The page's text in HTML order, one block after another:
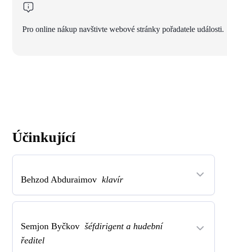
Pro online nákup navštivte webové stránky pořadatele události.
Účinkující
Behzod Abduraimov klavír
Semjon Byčkov šéfdirigent a hudební
ředitel